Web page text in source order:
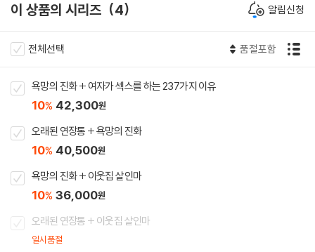
이 상품의 시리즈 4 알림신청
전체선택 품절포함
욕망의 진화 + 여자가 섹스를 하는 237가지 이유
10% 42,300원
오래된 연장통 + 욕망의 진화
10% 40,500원
욕망의 진화 + 이웃집 살인마
10% 36,000원
오래된 연장통 + 이웃집 살인마
일시품절